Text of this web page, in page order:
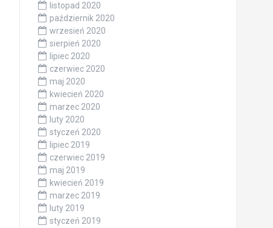
listopad 2020
październik 2020
wrzesień 2020
sierpień 2020
lipiec 2020
czerwiec 2020
maj 2020
kwiecień 2020
marzec 2020
luty 2020
styczeń 2020
lipiec 2019
czerwiec 2019
maj 2019
kwiecień 2019
marzec 2019
luty 2019
styczeń 2019